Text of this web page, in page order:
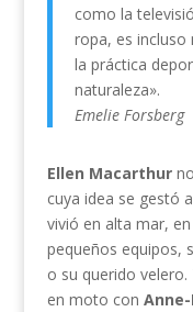
como la
ropa, es incluso
la práctica
naturaleza».
Emelie Forsberg
Ellen Macarthur
cuya idea se gestó
vivió en alta mar,
pequeños equipos,
o su querido
en moto con